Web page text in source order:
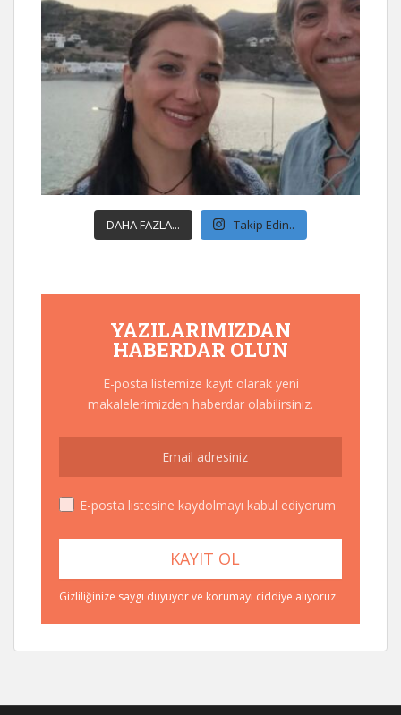
DAHA FAZLA... Takip Edin..
YAZILARIMIZDAN
HABERDAR OLUN
E-posta listemize kayıt olarak yeni
makalelerimizden haberdar olabilirsiniz.
E-posta listesine kaydolmayı kabul ediyorum
Gizliliğinize saygı duyuyor ve korumayı ciddiye alıyoruz